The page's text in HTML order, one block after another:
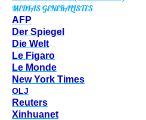
MEDIAS GENERALISTES
AFP
Der Spiegel
Die Welt
Le Figaro
Le Monde
New York Times
OLJ
Reuters
Xinhuanet